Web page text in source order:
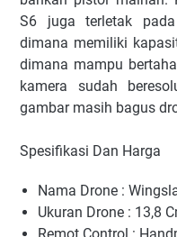
S6 juga terletak
dimana memiliki
dimana mampu
kamera sudah
gambar masih bagus
Spesifikasi Dan Harga
Nama Drone :
Ukuran Drone : 13,8